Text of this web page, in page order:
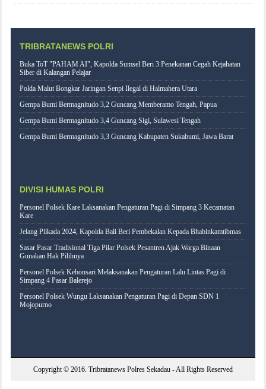
TRIBRATANEWS POLRI
Buka ToT "PAHAM AI", Kapolda Sumsel Beri 3 Penekanan Cegah Kejahatan
Siber di Kalangan Pelajar
Polda Malut Bongkar Jaringan Senpi Ilegal di Halmahera Utara
Gempa Bumi Bermagnitudo 3,2 Guncang Memberamo Tengah, Papua
Gempa Bumi Bermagnitudo 3,4 Guncang Sigi, Sulawesi Tengah
Gempa Bumi Bermagnitudo 3,3 Guncang Kabupaten Sukabumi, Jawa Barat
DIVISI HUMAS POLRI
Personel Polsek Kare Laksanakan Pengaturan Pagi di Simpang 3 Kecamatan
Kare
Jelang Pilkada 2024, Kapolda Bali Beri Pembekalan Kepada Bhabinkamtibmas
Sasar Pasar Tradisional Tiga Pilar Polsek Pesantren Ajak Warga Binaan
Gunakan Hak Pilihnya
Personel Polsek Kebonsari Melaksanakan Pengaturan Lalu Lintas Pagi di
Simpang 4 Pasar Balerejo
Personel Polsek Wungu Laksanakan Pengaturan Pagi di Depan SDN 1
Mojopurno
Copyright © 2016. Tribratanews Polres Sekadau - All Rights Reserved